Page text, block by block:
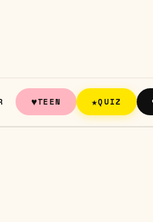
♥TEEN ★QUIZ